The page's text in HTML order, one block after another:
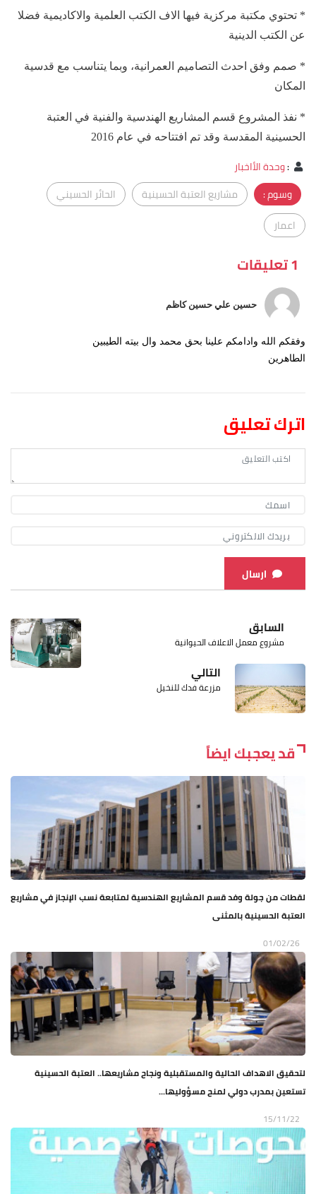
* تحتوي مكتبة مركزية فيها الاف الكتب العلمية والاكاديمية فضلا
عن الكتب الدينية
* صمم وفق احدث التصاميم العمرانية، وبما يتناسب مع قدسية
المكان
* نفذ المشروع قسم المشاريع الهندسية والفنية في العتبة
الحسينية المقدسة وقد تم افتتاحه في عام 2016
:وحدة الأاخبار
وسوم :
مشاريع العتبة الحسينية
الحائر الحسيني
اعمار
1 تعليقات
حسين علي حسين كاظم
وفقكم الله وادامكم علينا بحق محمد وال بيته الطيبين
الطاهرين
اترك تعليق
ارسال
السابق
مشروع معمل الاعلاف الحيوانية
التالي
مزرعة فدك للنخيل
قد يعجبك ايضاً
لقطات من جولة وفد قسم المشاريع الهندسية لمتابعة نسب الإنجاز في مشاريع
العتبة الحسينية بالمثنى
01/02/26
لتحقيق الاهداف الحالية والمستقبلية ونجاح مشاريعها.. العتبة الحسينية
تستعين بمدرب دولي لمنح مسؤوليها...
15/11/22